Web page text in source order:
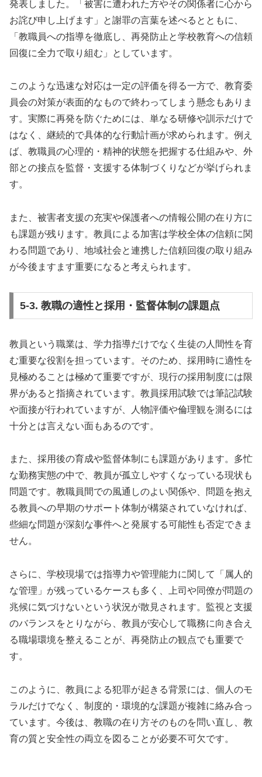
発表しました。「被害に遭われた方やその関係者に心から
お詫び申し上げます」と謝罪の言葉を述べるとともに、
「教職員への指導を徹底し、再発防止と学校教育への信頼
回復に全力で取り組む」としています。
このような迅速な対応は一定の評価を得る一方で、教育委
員会の対策が表面的なもので終わってしまう懸念もありま
す。実際に再発を防ぐためには、単なる研修や訓示だけで
はなく、継続的で具体的な行動計画が求められます。例え
ば、教職員の心理的・精神的状態を把握する仕組みや、外
部との接点を監督・支援する体制づくりなどが挙げられま
す。
また、被害者支援の充実や保護者への情報公開の在り方に
も課題が残ります。教員による加害は学校全体の信頼に関
わる問題であり、地域社会と連携した信頼回復の取り組み
が今後ますます重要になると考えられます。
5-3. 教職の適性と採用・監督体制の課題点
教員という職業は、学力指導だけでなく生徒の人間性を育
む重要な役割を担っています。そのため、採用時に適性を
見極めることは極めて重要ですが、現行の採用制度には限
界があると指摘されています。教員採用試験では筆記試験
や面接が行われていますが、人物評価や倫理観を測るには
十分とは言えない面もあるのです。
また、採用後の育成や監督体制にも課題があります。多忙
な勤務実態の中で、教員が孤立しやすくなっている現状も
問題です。教職員間での風通しのよい関係や、問題を抱え
る教員への早期のサポート体制が構築されていなければ、
些細な問題が深刻な事件へと発展する可能性も否定できま
せん。
さらに、学校現場では指導力や管理能力に関して「属人的
な管理」が残っているケースも多く、上司や同僚が問題の
兆候に気づけないという状況が散見されます。監視と支援
のバランスをとりながら、教員が安心して職務に向き合え
る職場環境を整えることが、再発防止の観点でも重要で
す。
このように、教員による犯罪が起きる背景には、個人のモ
ラルだけでなく、制度的・環境的な課題が複雑に絡み合っ
ています。今後は、教職の在り方そのものを問い直し、教
育の質と安全性の両立を図ることが必要不可欠です。